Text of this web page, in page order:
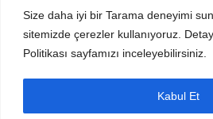
Size daha iyi bir Tarama deneyimi
sitemizde çerezler kullanıyoruz.
Politikası sayfamızı inceleyebilirsiniz.
Kabul Et
Sitemizden Son sürüm Program, Android
Dosyalarını indirip güvenle bilgisayar ve cep